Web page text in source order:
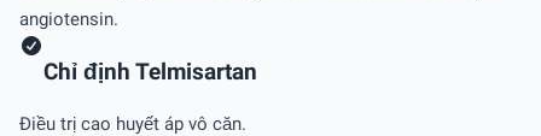
angiotensin.
Chỉ định Telmisartan
Ðiều trị cao huyết áp vô căn.